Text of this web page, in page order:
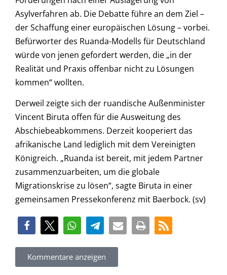
Asylverfahren ab. Die Debatte führe an dem Ziel –
der Schaffung einer europäischen Lösung – vorbei.
Befürworter des Ruanda-Modells für Deutschland
würde von jenen gefordert werden, die „in der
Realität und Praxis offenbar nicht zu Lösungen
kommen“ wollten.
Derweil zeigte sich der ruandische Außenminister
Vincent Biruta offen für die Ausweitung des
Abschiebeabkommens. Derzeit kooperiert das
afrikanische Land lediglich mit dem Vereinigten
Königreich. „Ruanda ist bereit, mit jedem Partner
zusammenzuarbeiten, um die globale
Migrationskrise zu lösen“, sagte Biruta in einer
gemeinsamen Pressekonferenz mit Baerbock. (sv)
Kommentare anzeigen